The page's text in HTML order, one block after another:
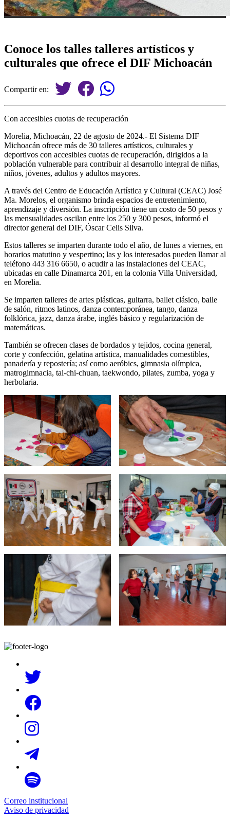
Conoce los talles talleres artísticos y
culturales que ofrece el DIF Michoacán
Compartir en:
Con accesibles cuotas de recuperación
Morelia, Michoacán, 22 de agosto de 2024.- El Sistema DIF
Michoacán ofrece más de 30 talleres artísticos, culturales y
deportivos con accesibles cuotas de recuperación, dirigidos a la
población vulnerable para contribuir al desarrollo integral de niñas,
niños, jóvenes, adultos y adultos mayores.
A través del Centro de Educación Artística y Cultural (CEAC) José
Ma. Morelos, el organismo brinda espacios de entretenimiento,
aprendizaje y diversión. La inscripción tiene un costo de 50 pesos y
las mensualidades oscilan entre los 250 y 300 pesos, informó el
director general del DIF, Óscar Celis Silva.
Estos talleres se imparten durante todo el año, de lunes a viernes, en
horarios matutino y vespertino; las y los interesados pueden llamar al
teléfono 443 316 6650, o acudir a las instalaciones del CEAC,
ubicadas en calle Dinamarca 201, en la colonia Villa Universidad,
en Morelia.
Se imparten talleres de artes plásticas, guitarra, ballet clásico, baile
de salón, ritmos latinos, danza contemporánea, tango, danza
folklórica, jazz, danza árabe, inglés básico y regularización de
matemáticas.
También se ofrecen clases de bordados y tejidos, cocina general,
corte y confección, gelatina artística, manualidades comestibles,
panadería y repostería; así como aeróbics, gimnasia olímpica,
matrogimnacia, tai-chi-chuan, taekwondo, pilates, zumba, yoga y
herbolaria.
Correo institucional
Aviso de privacidad